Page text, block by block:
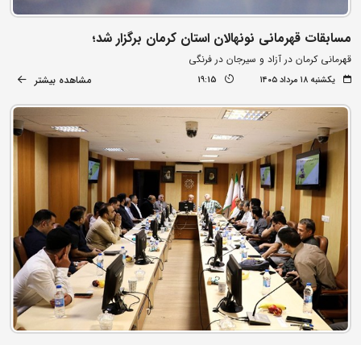
مسابقات قهرمانی نونهالان استان کرمان برگزار شد؛
قهرمانی کرمان در آزاد و سیرجان در فرنگی
یکشنبه ۱۸ مرداد ۱۴۰۵ 19:15 مشاهده بیشتر